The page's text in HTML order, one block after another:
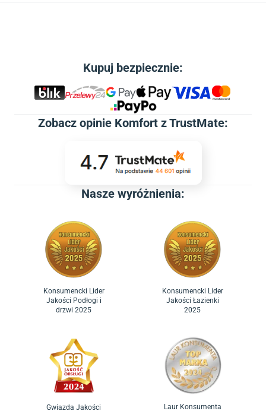
Kupuj bezpiecznie:
Zobacz opinie Komfort z TrustMate:
Nasze wyróżnienia:
Konsumencki Lider
Jakości Podłogi i
drzwi 2025
Konsumencki Lider
Jakości Łazienki
2025
Gwiazda Jakości Laur Konsumenta